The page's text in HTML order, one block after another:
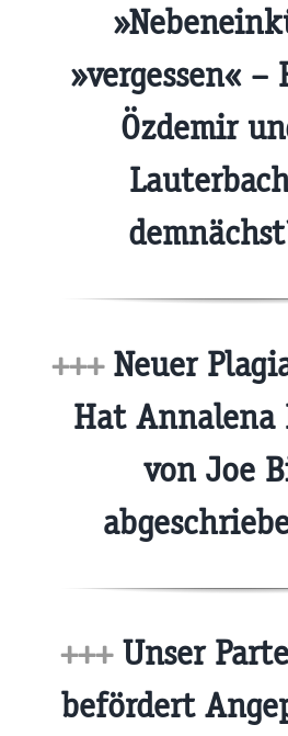
»vergessen« –
Özdemir
+++Neuer
Hat Annalena
von Joe
+++Unser
befördert